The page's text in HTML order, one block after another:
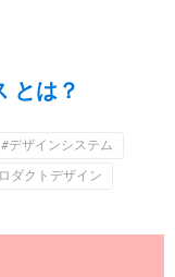
とは？
#デザインシステム
ダクトデザイン